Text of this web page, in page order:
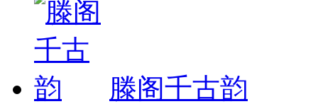
滕阁千古韵